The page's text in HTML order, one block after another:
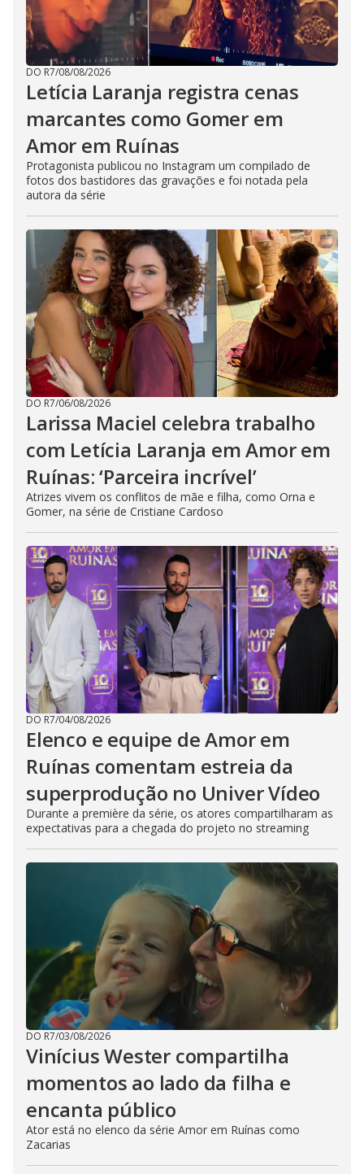
DO R7/08/08/2026
Letícia Laranja registra cenas
marcantes como Gomer em
Amor em Ruínas
Protagonista publicou no Instagram um compilado de
fotos dos bastidores das gravações e foi notada pela
autora da série
DO R7/06/08/2026
Larissa Maciel celebra trabalho
com Letícia Laranja em Amor em
Ruínas: ‘Parceira incrível’
Atrizes vivem os conflitos de mãe e filha, como Orna e
Gomer, na série de Cristiane Cardoso
DO R7/04/08/2026
Elenco e equipe de Amor em
Ruínas comentam estreia da
superprodução no Univer Vídeo
Durante a première da série, os atores compartilharam as
expectativas para a chegada do projeto no streaming
DO R7/03/08/2026
Vinícius Wester compartilha
momentos ao lado da filha e
encanta público
Ator está no elenco da série Amor em Ruínas como
Zacarias